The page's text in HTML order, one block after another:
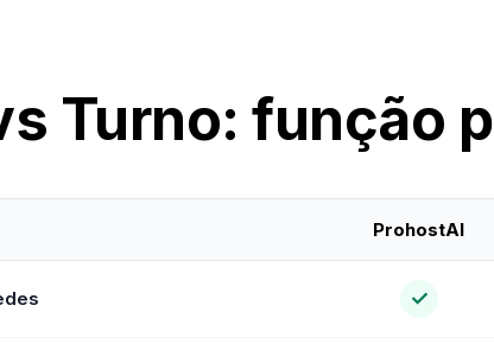
Turno: função
ProhostAI
✓